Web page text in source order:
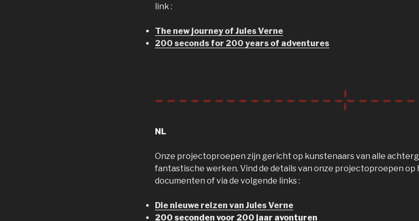
link :
The new journey of Jules Verne
200 seconds for 200 years of adventures
NL
Onze projectoproepen zijn gericht op kunstenaars van alle
fantastische werken. Vind de details van onze projectoproepen op
documenten of via de volgende links :
Die nieuwe reizen van Jules Verne
200 seconden voor 200 jaar avonturen